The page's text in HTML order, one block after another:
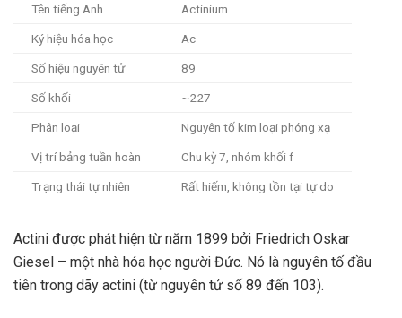
Tên tiếng Anh Actinium
Ký hiệu hóa học Ac
Số hiệu nguyên tử 89
Số khối ~227
Phân loại Nguyên tố kim loại phóng xạ
Vị trí bảng tuần hoàn Chu kỳ 7, nhóm khối f
Trạng thái tự nhiên Rất hiếm, không tồn tại tự do
Actini được phát hiện từ năm 1899 bởi Friedrich Oskar
Giesel – một nhà hóa học người Đức. Nó là nguyên tố đầu
tiên trong dãy actini (từ nguyên tử số 89 đến 103).